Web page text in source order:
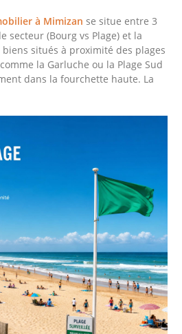
à Mimizan se situe entre 3
secteur (Bourg vs Plage) et la
situés à proximité des plages
la Garluche ou la Plage Sud
dans la fourchette haute. La